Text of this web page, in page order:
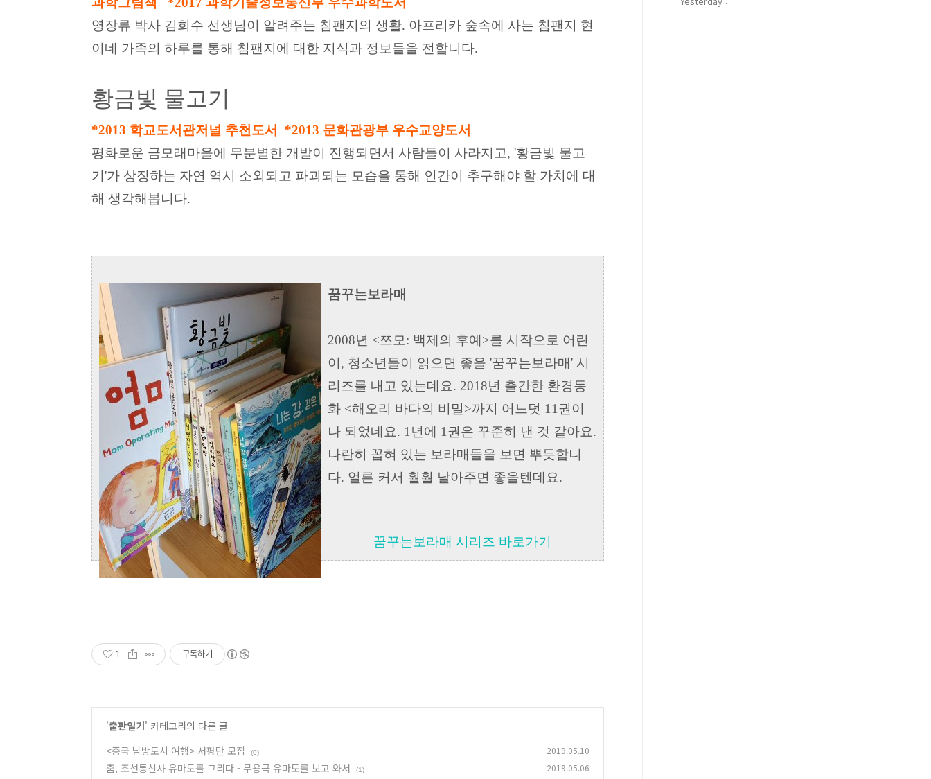
영장류 박사 김희수 선생님이 알려주는 침팬지의 생활. 아프리카 숲속에 사는 침팬지 현
이네 가족의 하루를 통해 침팬지에 대한 지식과 정보들을 전합니다.
황금빛 물고기
*2013 학교도서관저널 추천도서 *2013 문화관광부 우수교양도서
평화로운 금모래마을에 무분별한 개발이 진행되면서 사람들이 사라지고, '황금빛 물고
기'가 상징하는 자연 역시 소외되고 파괴되는 모습을 통해 인간이 추구해야 할 가치에 대
해 생각해봅니다.
꿈꾸는보라매
2008년 <쯔모: 백제의 후예>를 시작으로 어린
이, 청소년들이 읽으면 좋을 '꿈꾸는보라매' 시
리즈를 내고 있는데요. 2018년 출간한 환경동
화 <해오리 바다의 비밀>까지 어느덧 11권이
나 되었네요. 1년에 1권은 꾸준히 낸 것 같아요.
나란히 꼽혀 있는 보라매들을 보면 뿌듯합니
다. 얼른 커서 훨훨 날아주면 좋을텐데요.
꿈꾸는보라매 시리즈 바로가기
1 구독하기
'출판일기' 카테고리의 다른 글
<중국 남방도시 여행> 서평단 모집
(0) 2019.05.10
춤, 조선통신사 유마도를 그리다 - 무용극 유마도를 보고 와서 (1) 2019.05.06